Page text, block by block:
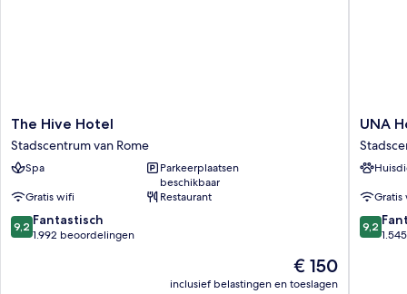
The
Hive
Hotel
Stadscentrum
Rome
The Hive Hotel
Stadscentrum van Rome
Spa
Parkeerplaatsen
beschikbaar
Gratis wifi
Restaurant
9.2
van
9,2 Fantastisch
1.992 beoordelingen
De
prijs
€ 150
inclusief belastingen en toeslagen
UNA
Hotels
Decò
Roma
van
Rome
UNA
Gratis
9.2
van
9,2